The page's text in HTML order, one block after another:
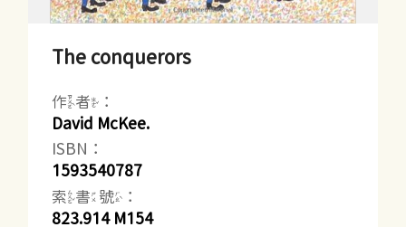
The conquerors
作者：
David McKee.
ISBN：
1593540787
索書號：
823.914 M154